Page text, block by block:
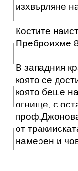
изхвърляне
Костите
Преброихме
В западния
която се
която беше
огнище, с
от
намерен и